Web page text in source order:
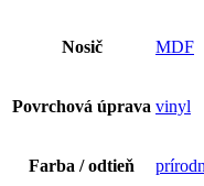
Nosič MDF
Povrchová úprava vinyl
Farba / odtieň